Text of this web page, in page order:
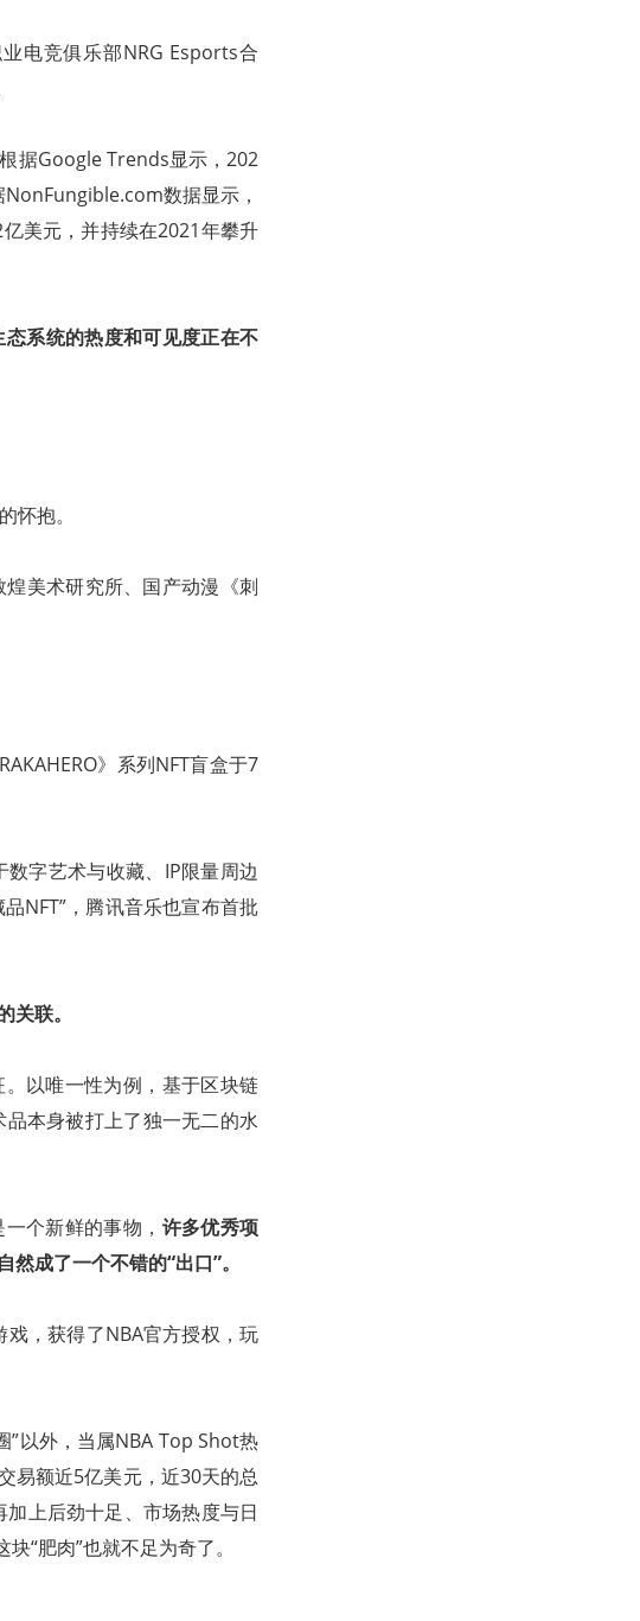
电竞俱乐部NRG Esports合
根据Google Trends显示，202
数据显示，
美元，并持续在2021年攀升
系统的热度和可见度正在不
怀抱。
美术研究所、国产动漫《刺
》系列NFT盲盒于7
字艺术与收藏、IP限量周边
NFT”，腾讯音乐也宣布首批
联。
以唯一性为例，基于区块链
本身被打上了独一无二的水
个新鲜的事物， 许多优秀项
成了一个不错的“出口”。
，获得了NBA官方授权，玩
”以外，当属NBA Top Shot热
易额近5亿美元，近30天的总
上后劲十足、市场热度与日
“肥肉”也就不足为奇了。